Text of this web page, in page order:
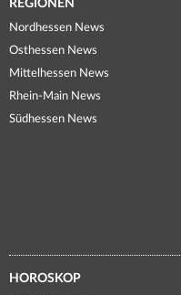
REGIONEN
Nordhessen News
Osthessen News
Mittelhessen News
Rhein-Main News
Südhessen News
HOROSKOP